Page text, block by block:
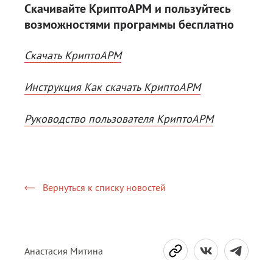
Скачивайте КриптоАРМ и пользуйтесь
возможностями программы бесплатно
Скачать КриптоАРМ
Инструкция Как скачать КриптоАРМ
Руководство пользователя КриптоАРМ
Вернуться к списку новостей
Анастасия Митина